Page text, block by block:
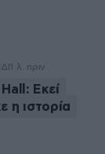
1 λ. πριν
Εκεί
η ιστορία